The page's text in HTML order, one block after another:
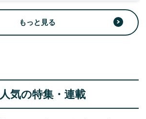
もっと見る
人気の特集・連載